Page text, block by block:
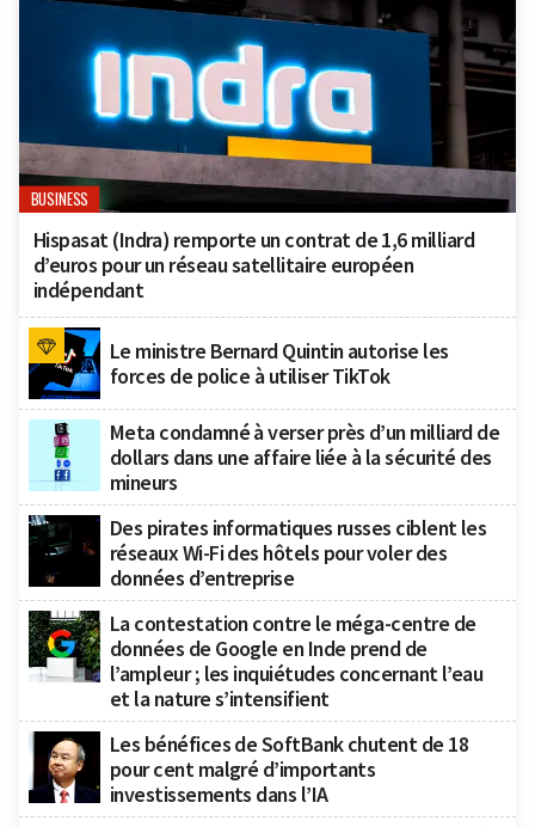
BUSINESS
Hispasat (Indra) remporte un contrat de 1,6 milliard
d’euros pour un réseau satellitaire européen
indépendant
Le ministre Bernard Quintin autorise les
forces de police à utiliser TikTok
Meta condamné à verser près d’un milliard de
dollars dans une affaire liée à la sécurité des
mineurs
Des pirates informatiques russes ciblent les
réseaux Wi-Fi des hôtels pour voler des
données d’entreprise
La contestation contre le méga-centre de
données de Google en Inde prend de
l’ampleur ; les inquiétudes concernant l’eau
et la nature s’intensifient
Les bénéfices de SoftBank chutent de 18
pour cent malgré d’importants
investissements dans l’IA